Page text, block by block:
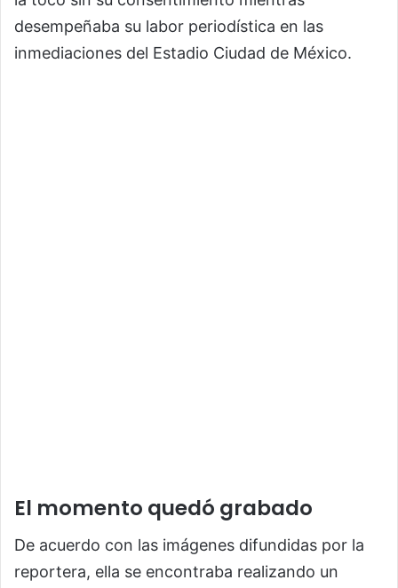
desempeñaba su labor periodística en las
inmediaciones del Estadio Ciudad de México.
El momento quedó grabado
De acuerdo con las imágenes difundidas por la
reportera, ella se encontraba realizando un